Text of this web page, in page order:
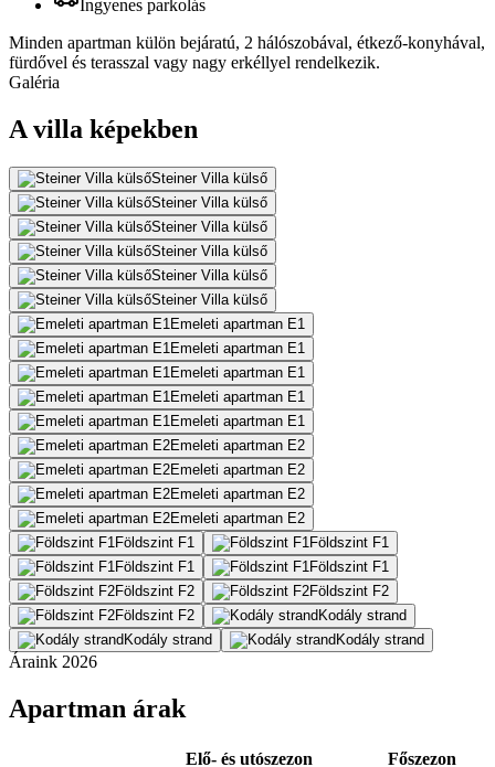
Ingyenes parkolás
Minden apartman külön bejáratú, 2 hálószobával, étkező-konyhával,
fürdővel és terasszal vagy nagy erkéllyel rendelkezik.
Galéria
A villa képekben
Steiner Villa külső
Steiner Villa külső
Steiner Villa külső
Steiner Villa külső
Steiner Villa külső
Steiner Villa külső
Emeleti apartman E1
Emeleti apartman E1
Emeleti apartman E1
Emeleti apartman E1
Emeleti apartman E1
Emeleti apartman E2
Emeleti apartman E2
Emeleti apartman E2
Emeleti apartman E2
Földszint F1
Földszint F1
Földszint F1
Földszint F1
Földszint F2
Földszint F2
Földszint F2
Kodály strand
Kodály strand
Kodály strand
Áraink 2026
Apartman árak
Elő- és utószezon
Főszezon